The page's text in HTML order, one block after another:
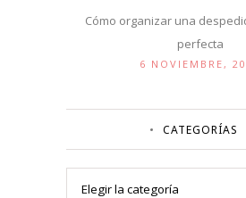
Cómo organizar una
perfecta
6 NOVIEMBRE,
CATEGORÍAS